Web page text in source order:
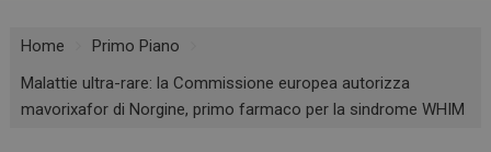
Home
Primo Piano
Malattie ultra-rare: la Commissione europea autorizza
mavorixafor di Norgine, primo farmaco per la sindrome WHIM